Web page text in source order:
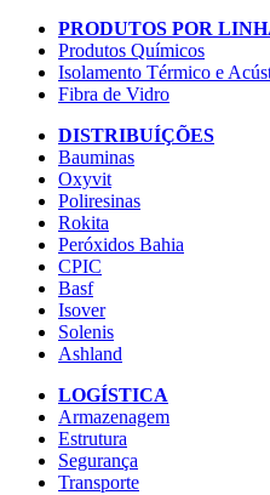
PRODUTOS POR
Produtos Químicos
Isolamento Térmico e
Fibra de Vidro
DISTRIBUÍÇÕES
Bauminas
Oxyvit
Poliresinas
Rokita
Peróxidos Bahia
CPIC
Basf
Isover
Solenis
Ashland
LOGÍSTICA
Armazenagem
Estrutura
Segurança
Transporte